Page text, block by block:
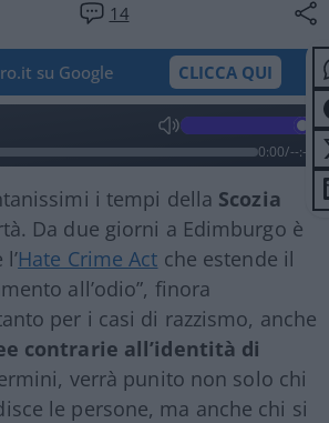
14
su Google CLICCA QUI
0:00/--:--
i tempi della Scozia
Da due giorni a Edimburgo è
Hate Crime Act che estende il
all’odio”, finora
per i casi di razzismo, anche
contrarie all’identità di
verrà punito non solo chi
le persone, ma anche chi si